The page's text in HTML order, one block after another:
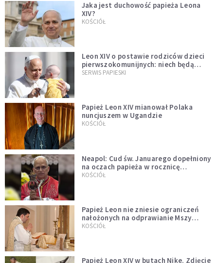
Jaka jest duchowość papieża Leona
XIV?
KOŚCIÓŁ
Leon XIV o postawie rodziców dzieci
pierwszokomunijnych: niech będą
przykładem
SERWIS PAPIESKI
Papież Leon XIV mianował Polaka
nuncjuszem w Ugandzie
KOŚCIÓŁ
Neapol: Cud św. Januarego dopełniony
na oczach papieża w rocznicę
pontyfikatu!
KOŚCIÓŁ
Papież Leon nie zniesie ograniczeń
nałożonych na odprawianie Mszy
trydenckiej. „Traditionis custodes”
KOŚCIÓŁ
Papież Leon XIV w butach Nike. Zdjęcie